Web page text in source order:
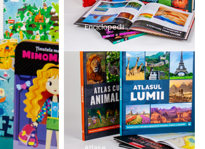
Enciclopedii